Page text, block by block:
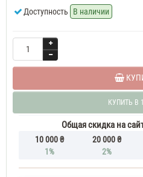
Доступность В наличии
КУПИТЬ В
Общая скидка на
10 000 ₴
1%
20 000 ₴
2%